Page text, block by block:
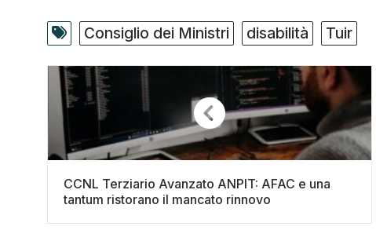
Consiglio dei Ministri disabilità Tuir
CCNL Terziario Avanzato ANPIT: AFAC e una
tantum ristorano il mancato rinnovo